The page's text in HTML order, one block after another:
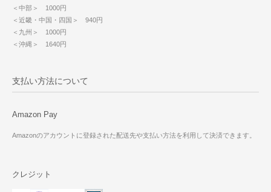
＜中部＞ 1000円
＜近畿・中国・四国＞ 940円
＜九州＞ 1000円
＜沖縄＞ 1640円
支払い方法について
Amazon Pay
Amazonのアカウントに登録された配送先や支払い方法を利用して決済できます。
クレジット